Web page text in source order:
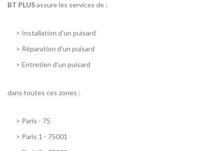
BT PLUSassure les services de :
> Installation d'un puisard
> Réparation d'un puisard
> Entretien d'un puisard
dans toutes ces zones :
> Paris - 75
> Paris 1 - 75001